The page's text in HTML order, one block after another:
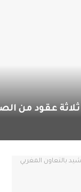
ثلاثة عقود من